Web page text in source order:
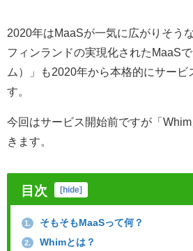
2020年はMaaSが一気に広がりそう
フィンランドの実現化されたMaaS
ム）」も2020年から本格的にサービ
す。
今回はサービス開始前ですが「
きます。
目次 hide
1. そもそもMaaSって何？
2. Whimとは？